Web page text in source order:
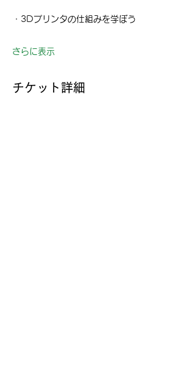
・3Dプリンタの仕組みを学ぼう
さらに表示
チケット詳細